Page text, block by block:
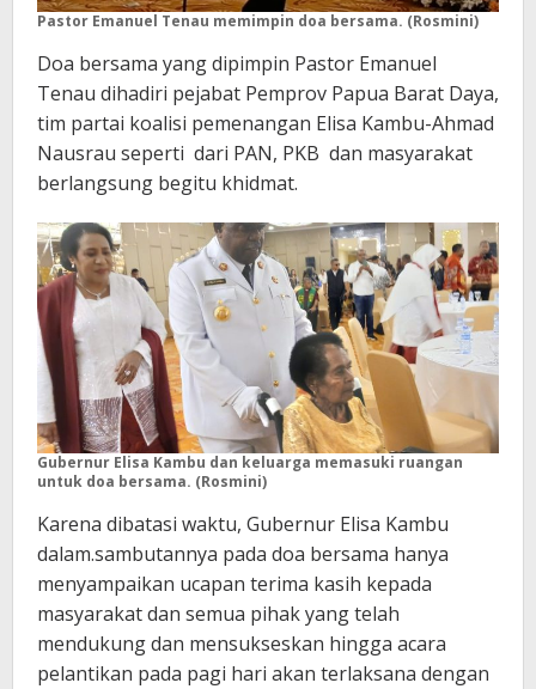
Pastor Emanuel Tenau memimpin doa bersama. (Rosmini)
Doa bersama yang dipimpin Pastor Emanuel
Tenau dihadiri pejabat Pemprov Papua Barat Daya,
tim partai koalisi pemenangan Elisa Kambu-Ahmad
Nausrau seperti dari PAN, PKB dan masyarakat
berlangsung begitu khidmat.
Gubernur Elisa Kambu dan keluarga memasuki ruangan
untuk doa bersama. (Rosmini)
Karena dibatasi waktu, Gubernur Elisa Kambu
dalam.sambutannya pada doa bersama hanya
menyampaikan ucapan terima kasih kepada
masyarakat dan semua pihak yang telah
mendukung dan mensukseskan hingga acara
pelantikan pada pagi hari akan terlaksana dengan